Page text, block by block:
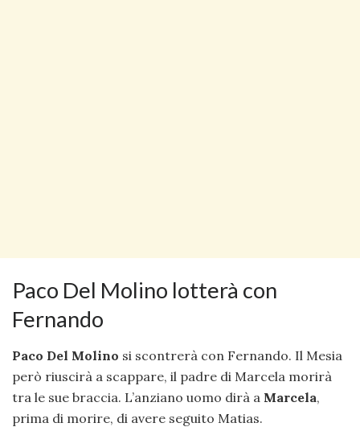
Paco Del Molino lotterà con
Fernando
Paco Del Molino si scontrerà con Fernando. Il Mesia
però riuscirà a scappare, il padre di Marcela morirà
tra le sue braccia. L’anziano uomo dirà a Marcela,
prima di morire, di avere seguito Matias.